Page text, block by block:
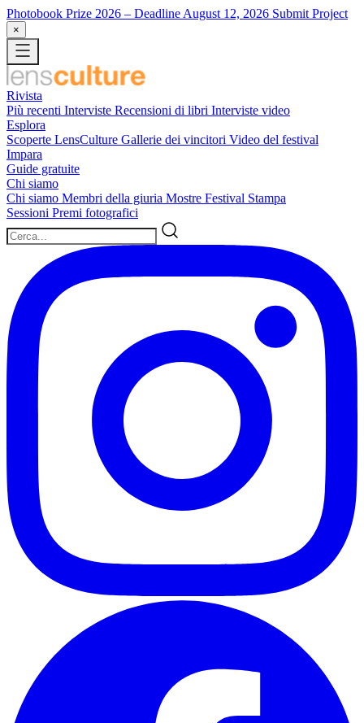
Photobook Prize 2026 – Deadline August 12, 2026 Submit Project
×
Rivista
Più recenti Interviste Recensioni di libri Interviste video
Esplora
Scoperte LensCulture Gallerie dei vincitori Video del festival
Impara
Guide gratuite
Chi siamo
Chi siamo Membri della giuria Mostre Festival Stampa
Sessioni Premi fotografici